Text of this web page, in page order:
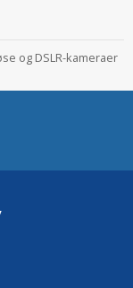
og DSLR-kameraer